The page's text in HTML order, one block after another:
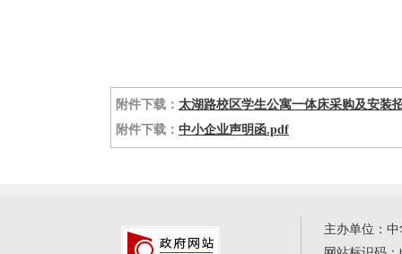
附件下载： 太湖路校区学生公寓一体床采购及安装
附件下载： 中小企业声明函.pdf
主办单位：